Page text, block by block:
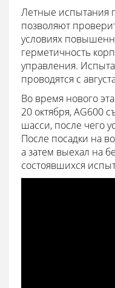
Летные испытания
позволяют
условиях
герметичность
управления.
проводятся с
Во время нового
20 октября, AG600
шасси, после чего
После посадки на
а затем выехал на
состоявшихся